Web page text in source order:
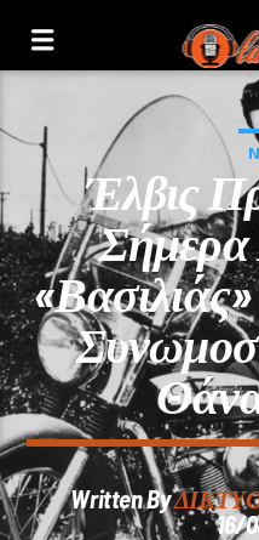
Current Track
Title
Artist
Έλβις
Written By
16/